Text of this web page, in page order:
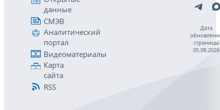
данные
СМЭВ
Аналитический
портал
Видеоматериалы
Карта
сайта
RSS
Дата
страницы
05.08.2026